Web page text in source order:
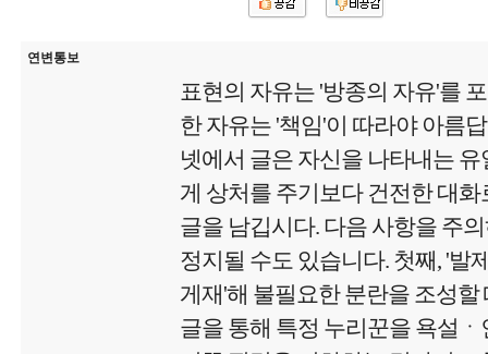
연변통보
표현의 자유는 '방종의 자유'를
한 자유는 '책임'이 따라야 아름
넷에서 글은 자신을 나타내는
게 상처를 주기보다 건전한 대화
글을 남깁시다. 다음 사항을 주
정지될 수도 있습니다. 첫째, '발
게재'해 불필요한 분란을 조성할
글을 통해 특정 누리꾼을 욕설